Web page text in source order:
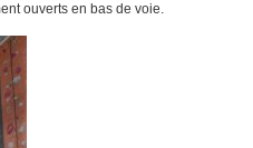
ouverts en bas de voie.